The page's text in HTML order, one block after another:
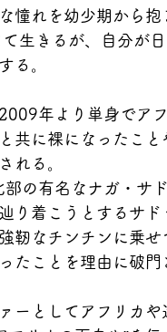
憧れを幼少期から
生きるが、自分が
る。
年より単身でア
共に裸になったこ
れる。
の有名なナガ・サ
り着こうとするサ
靭なチンチンに乗
たことを理由に破
ーとしてアフリカ